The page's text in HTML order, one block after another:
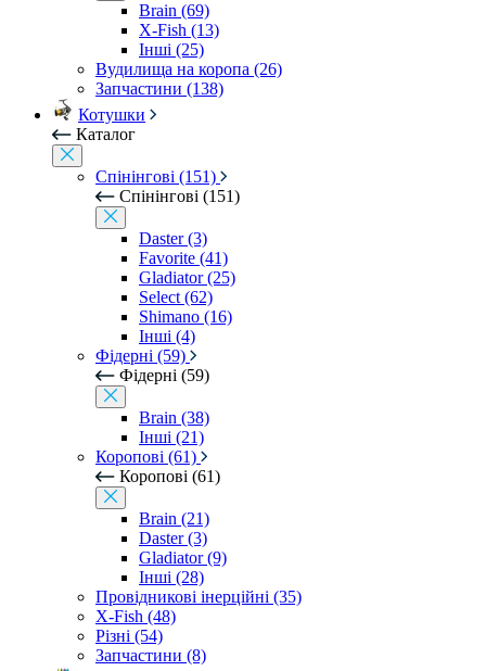
Brain (69)
X-Fish (13)
Інші (25)
Вудилища на коропа (26)
Запчастини (138)
Котушки
Каталог
Спінінгові (151)
Спінінгові (151)
Daster (3)
Favorite (41)
Gladiator (25)
Select (62)
Shimano (16)
Інші (4)
Фідерні (59)
Фідерні (59)
Brain (38)
Інші (21)
Коропові (61)
Коропові (61)
Brain (21)
Daster (3)
Gladiator (9)
Інші (28)
Провідникові інерційні (35)
X-Fish (48)
Різні (54)
Запчастини (8)